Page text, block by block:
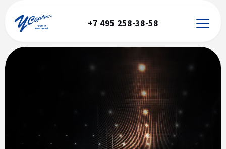
+7 495 258-38-58